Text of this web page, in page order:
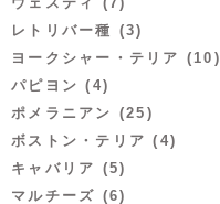
レトリバー種 (3)
ヨークシャー・テリア (10)
パピヨン (4)
ポメラニアン (25)
ボストン・テリア (4)
キャバリア (5)
マルチーズ (6)